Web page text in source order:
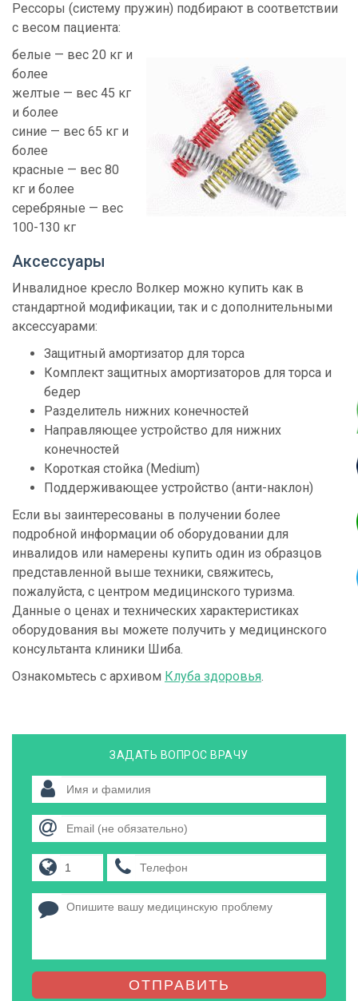
Рессоры (систему пружин) подбирают в соответствии
с весом пациента:
белые — вес 20 кг и
более
желтые — вес 45 кг
и более
синие — вес 65 кг и
более
красные — вес 80
кг и более
серебряные — вес
100-130 кг
Аксессуары
Инвалидное кресло Волкер можно купить как в
стандартной модификации, так и с дополнительными
аксессуарами:
Защитный амортизатор для торса
Комплект защитных амортизаторов для торса и
бедер
Разделитель нижних конечностей
Направляющее устройство для нижних
конечностей
Короткая стойка (Medium)
Поддерживающее устройство (анти-наклон)
Если вы заинтересованы в получении более
подробной информации об оборудовании для
инвалидов или намерены купить один из образцов
представленной выше техники, свяжитесь,
пожалуйста, с центром медицинского туризма.
Данные о ценах и технических характеристиках
оборудования вы можете получить у медицинского
консультанта клиники Шиба.
Ознакомьтесь с архивом Клуба здоровья.
ЗАДАТЬ ВОПРОС ВРАЧУ
ОТПРАВИТЬ